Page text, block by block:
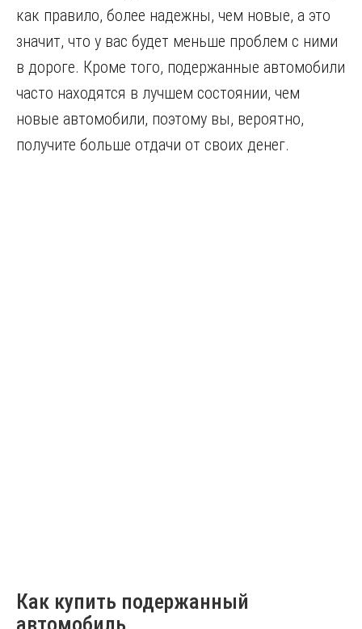
как правило, более надежны, чем новые, а это
значит, что у вас будет меньше проблем с ними
в дороге. Кроме того, подержанные автомобили
часто находятся в лучшем состоянии, чем
новые автомобили, поэтому вы, вероятно,
получите больше отдачи от своих денег.
Как купить подержанный
автомобиль